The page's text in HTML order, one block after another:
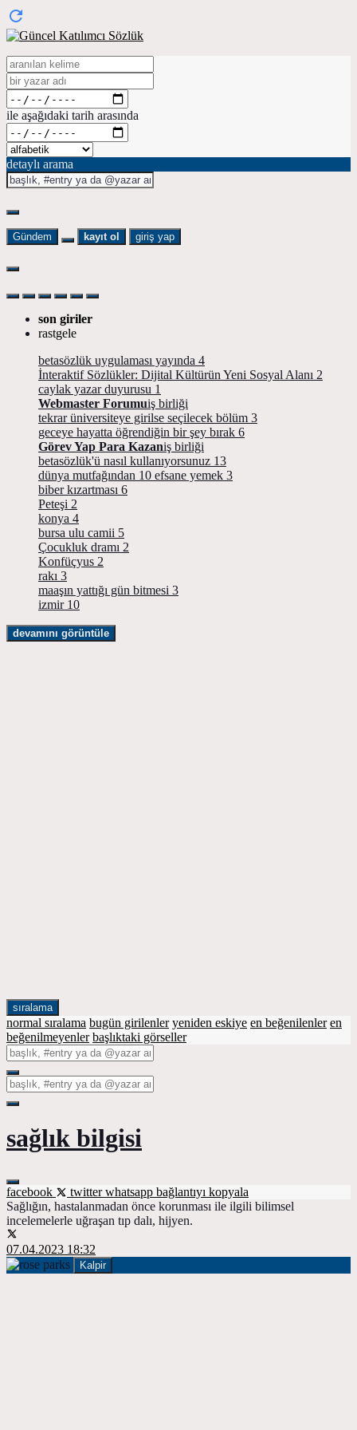
ile aşağıdaki tarih arasında
detaylı arama
Gündem kayıt ol giriş yap
son giriler
rastgele
betasözlük uygulaması yayında 4
İnteraktif Sözlükler: Dijital Kültürün Yeni Sosyal Alanı 2
caylak yazar duyurusu 1
Webmaster Forumuiş birliği
tekrar üniversiteye girilse seçilecek bölüm 3
geceye hayatta öğrendiğin bir şey bırak 6
Görev Yap Para Kazaniş birliği
betasözlük'ü nasıl kullanıyorsunuz 13
dünya mutfağından 10 efsane yemek 3
biber kızartması 6
Peteşi 2
konya 4
bursa ulu camii 5
Çocukluk dramı 2
Konfüçyus 2
rakı 3
maaşın yattığı gün bitmesi 3
izmir 10
devamını görüntüle
sıralama
normal sıralama bugün girilenler yeniden eskiye en beğenilenler en
beğenilmeyenler başlıktaki görseller
sağlık bilgisi
facebook twitterwhatsapp bağlantıyı kopyala
Sağlığın, hastalanmadan önce korunması ile ilgili bilimsel
incelemelerle uğraşan tıp dalı, hijyen.
07.04.2023 18:32
Kalpir